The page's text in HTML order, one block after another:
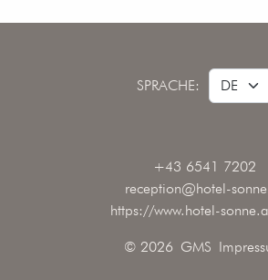
SPRACHE:
+43 6541 7202
reception@hotel-
https://www.hotel-
© 2026 GMS